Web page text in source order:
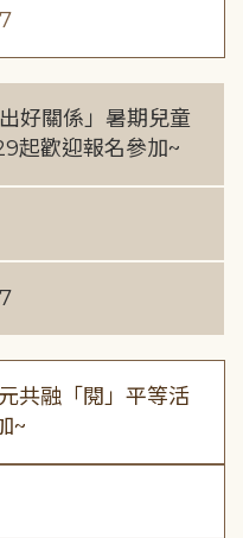
出好關係」暑期兒童
起歡迎報名參加~
元共融「閱」平等活
~